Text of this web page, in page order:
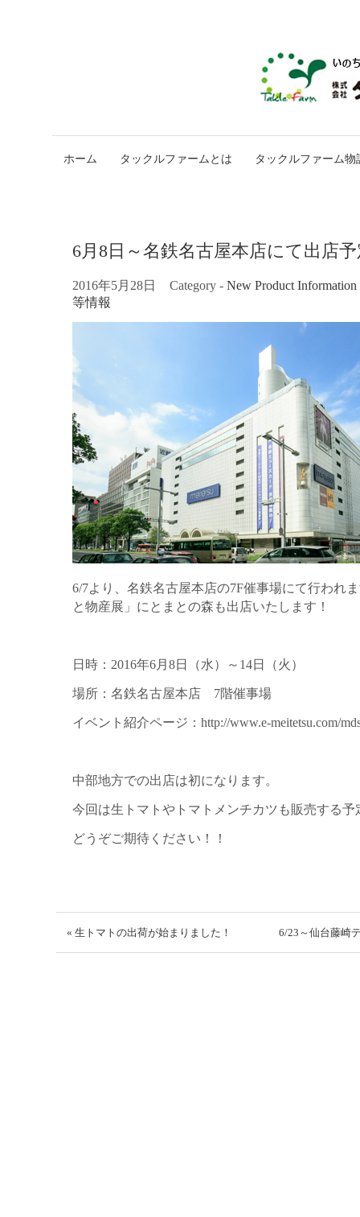
ホーム タックルファームとは タックルファーム物
6月8日～名鉄名古屋本店にて出店
2016年5月28日 Category - New Product
等情報
6/7より、名鉄名古屋本店の7F催事場にて行われ
と物産展」にとまとの森も出店いたします！
日時：2016年6月8日（水）～14日（火）
場所：名鉄名古屋本店 7階催事場
イベント紹介ページ：http://www.e-meitetsu.com/
中部地方での出店は初になります。
今回は生トマトやトマトメンチカツも販売する予
どうぞご期待ください！！
« 生トマトの出荷が始まりました！ 6/23～仙台藤崎